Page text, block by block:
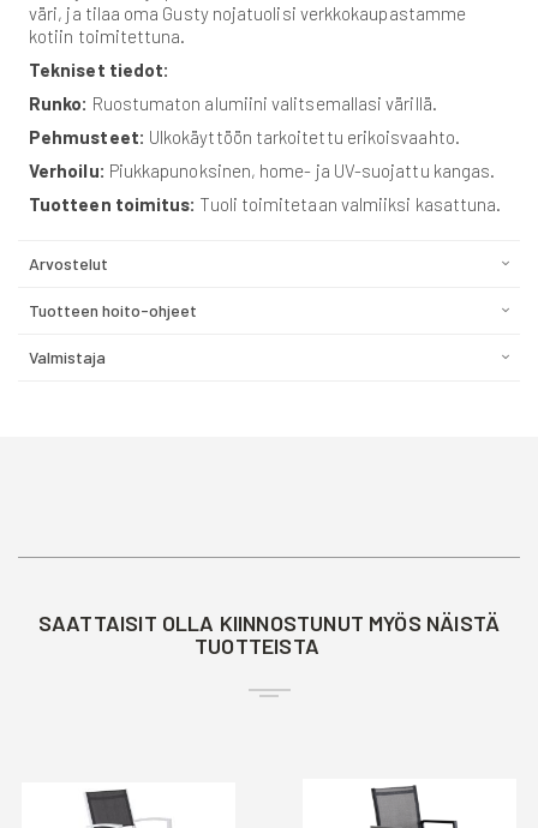
väri, ja tilaa oma Gusty nojatuolisi verkkokaupastamme
kotiin toimitettuna.
Tekniset tiedot:
Runko: Ruostumaton alumiini valitsemallasi värillä.
Pehmusteet: Ulkokäyttöön tarkoitettu erikoisvaahto.
Verhoilu: Piukkapunoksinen, home- ja UV-suojattu kangas.
Tuotteen toimitus: Tuoli toimitetaan valmiiksi kasattuna.
Arvostelut
Tuotteen hoito-ohjeet
Valmistaja
SAATTAISIT OLLA KIINNOSTUNUT MYÖS NÄISTÄ
TUOTTEISTA